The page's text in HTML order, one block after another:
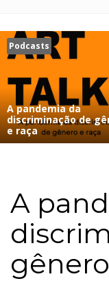
Podcasts
A pandemia da
discriminação de
e raça
A